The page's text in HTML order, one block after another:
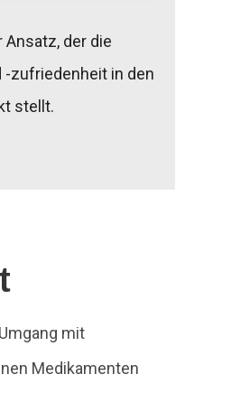
der die
zufriedenheit in den
stellt.
mit
Medikamenten